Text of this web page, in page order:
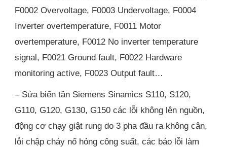
F0002 Overvoltage, F0003 Undervoltage, F0004
Inverter overtemperature, F0011 Motor
overtemperature, F0012 No inverter temperature
signal, F0021 Ground fault, F0022 Hardware
monitoring active, F0023 Output fault…
– Sửa biến tần Siemens Sinamics S110, S120,
G110, G120, G130, G150 các lỗi không lên nguồn,
động cơ chạy giật rung do 3 pha đầu ra không cân,
lỗi chập cháy nổ hỏng công suất, các báo lỗi làm